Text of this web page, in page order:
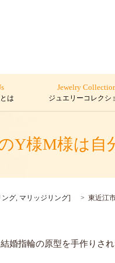
は
Jewelry
ジュエリーコレクシ
Y様M様は
ング マリッジリング] 東近江
指輪の原型を手作りさ